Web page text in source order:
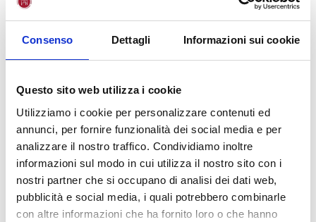
Consenso Dettagli Informazioni sui cookie
Questo sito web utilizza i cookie
Utilizziamo i cookie per personalizzare contenuti ed
annunci, per fornire funzionalità dei social media e per
analizzare il nostro traffico. Condividiamo inoltre
informazioni sul modo in cui utilizza il nostro sito con i
nostri partner che si occupano di analisi dei dati web,
pubblicità e social media, i quali potrebbero combinarle
con altre informazioni che ha fornito loro o che hanno
Giustino Fortunato di Benevento, si terrà un importante